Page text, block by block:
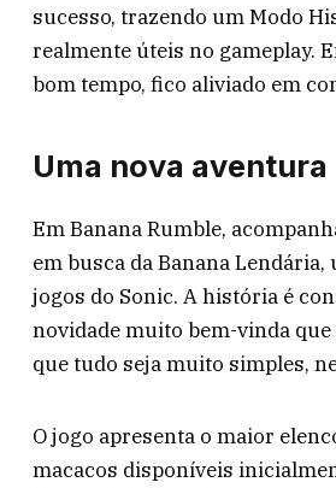
sucesso, trazendo um Modo
realmente úteis no gameplay.
bom tempo, fico aliviado em
Uma nova aventura
Em Banana Rumble,
em busca da Banana
jogos do Sonic. A história é
novidade muito bem-vinda
que tudo seja muito simples,
O jogo apresenta o maior
macacos disponíveis